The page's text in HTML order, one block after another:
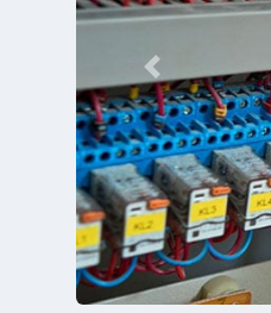
Previous